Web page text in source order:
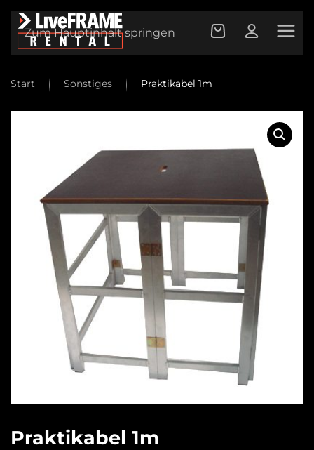
Zum Hauptinhalt springen
Start Sonstiges Praktikabel 1m
Praktikabel 1m